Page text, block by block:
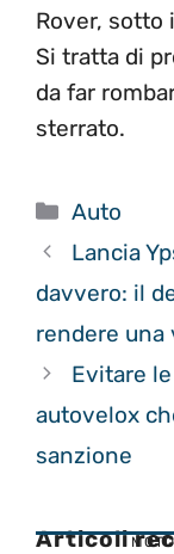
Rover, sotto
Si tratta di
da far
sterrato.
Categorie
Auto
Lancia
davvero: il
rendere una
Evitare
autovelox
sanzione
Articoli